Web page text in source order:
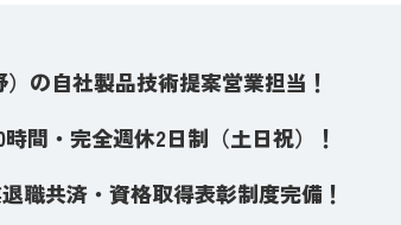
の自社製品技術提案営業担当！
間・完全週休2日制（土日祝）！
職共済・資格取得表彰制度完備！